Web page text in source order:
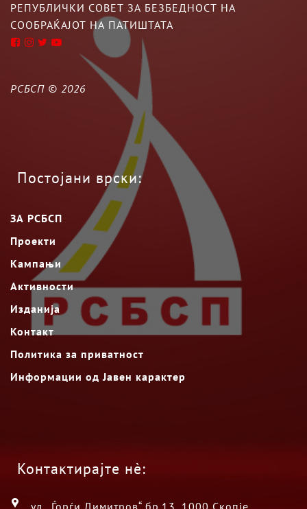
РЕПУБЛИЧКИ СОВЕТ ЗА БЕЗБЕДНОСТ НА
СООБРАЌАЈОТ НА ПАТИШТАТА
РСБСП © 2026
Постојани врски:
ЗА РСБСП
Проекти
Кампањи
Активности
Изданија
Контакт
Политика за приватност
Информации од Јавен карактер
Контактирајте нè: